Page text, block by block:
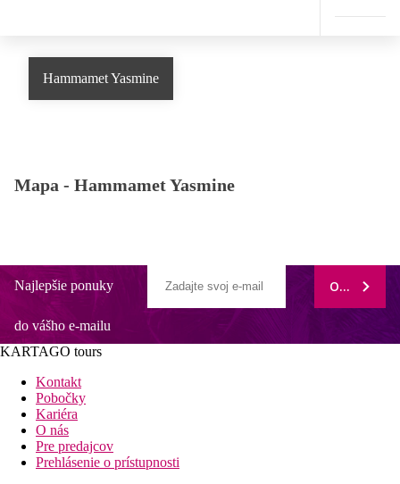
Hammamet Yasmine
Mapa - Hammamet Yasmine
Najlepšie ponuky
do vášho e-mailu
ODOBERAŤ
KARTAGO tours
Kontakt
Pobočky
Kariéra
O nás
Pre predajcov
Prehlásenie o prístupnosti